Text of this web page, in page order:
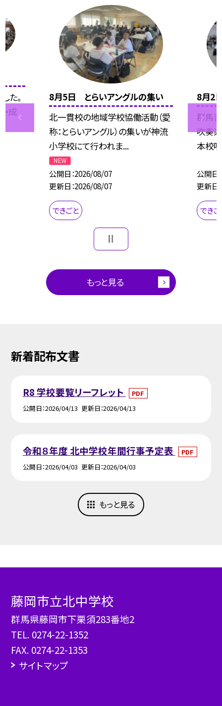
た。
成
8月5日 とらいアングルの集い
北一貫校の地域学校協働活動（愛
称：とらいアングル）の集いが神流
小学校にて行われま...
公開日 2026/08/07
更新日 2026/08/07
できごと
8月2
群馬
吹奏
本校
公開日
更新日
できご
もっと見る
新着配布文書
R8 学校要覧リーフレット
PDF
公開日 2026/04/13 更新日 2026/04/13
令和８年度 北中学校年間行事予定表
PDF
公開日 2026/04/03 更新日 2026/04/03
もっと見る
藤岡市立北中学校
群馬県藤岡市下栗須283番地2
TEL. 0274-22-1352
FAX. 0274-22-1353
サイトマップ